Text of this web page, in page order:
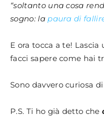
“soltanto una cosa
sogno: lapaura di
E ora tocca a te!
facci sapere come hai
Sono davvero curiosa
P.S. Ti ho già detto che